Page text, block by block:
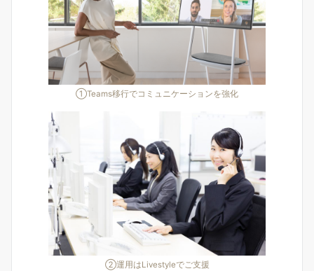
①Teams移行でコミュニケーションを強化
②運用はLivestyleでご支援